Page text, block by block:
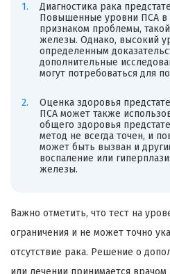
Диагностика рака
Повышенные уровни ПСА в
признаком проблемы,
железы. Однако, высокий
определенным
дополнительные
могут потребоваться для
Оценка здоровья
ПСА может также
общего здоровья
метод не всегда точен, и
может быть вызван и
воспаление или
железы.
Важно отметить, что тест на
ограничения и не может точно
отсутствие рака. Решение о